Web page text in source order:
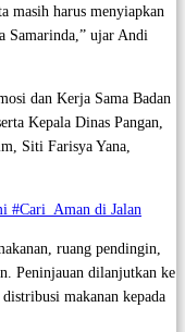
masih harus menyiapkan
Samarinda,” ujar Andi
dan Kerja Sama Badan
Kepala Dinas Pangan,
Siti Farisya Yana,
#Cari_Aman di Jalan
ruang pendingin,
Peninjauan dilanjutkan ke
makanan kepada